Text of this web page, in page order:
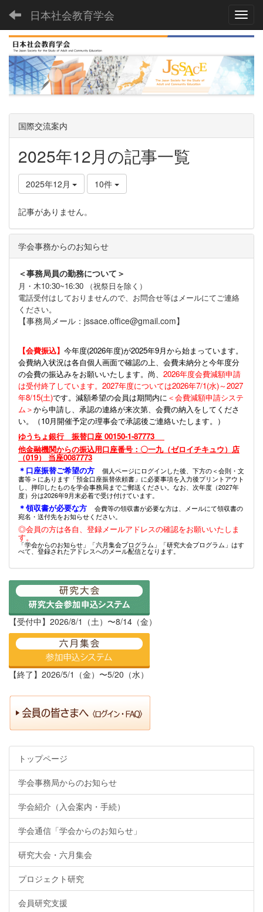
日本社会教育学会
国際交流案内
2025年12月の記事一覧
2025年12月 10件
記事がありません。
学会事務からのお知らせ
＜事務局員の勤務について＞
月・木10:30~16:30 （祝祭日を除く）
電話受付はしておりませんので、お問合せ等はメールにてご連絡
ください。
【事務局メール：jssace.office@gmail.com】
【会費振込】 今年度(2026年度)が2025年9月から始まっています。
会費納入状況は各自個人画面で確認の上、会費未納分と今年度分
の会費の振込みをお願いいたします。尚、 2026年度会費減額申請
は受付終了しています。2027年度については2026年7/1(水)～2027
年8/15(土)です。減額希望の会員は期間内に ＜会費減額申請システ
ム＞から申請し、承認の連絡が来次第、会費の納入をしてくださ
い。（10月開催予定の理事会で承認後ご連絡いたします。）
ゆうちょ銀行 振替口座 00150-1-87773
他金融機関からの振込用口座番号：〇一九（ゼロイチキュウ）店
（019） 当座0087773
＊口座振替ご希望の方
個人ページにログインした後、下方の＜会則・文
書等＞にあります「預金口座振替依頼書」に必要事項を入力後プリントアウト
し、押印したものを学会事務局までご郵送ください。なお、次年度（2027年
度）分は2026年9月末必着で受け付けています。
＊領収書が必要な方
会費等の領収書が必要な方は、メールにて領収書の
宛名・送付先をお知らせください。
◎会員の方は各自、登録メールアドレスの確認をお願いいたしま
す。
「学会からのお知らせ」「六月集会プログラム」「研究大会プログラム」はす
べて、登録されたアドレスへのメール配信となります。
【受付中】2026/8/1（土）〜8/14（金）
【終了】2026/5/1（金）〜5/20（水）
トップページ
学会事務局からのお知らせ
学会紹介（入会案内・手続）
学会通信「学会からのお知らせ」
研究大会・六月集会
プロジェクト研究
会員研究支援